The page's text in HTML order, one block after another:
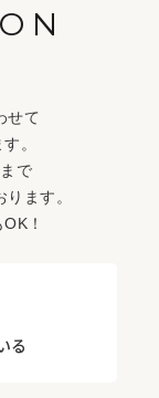
せて
。
で
ます。
！
る